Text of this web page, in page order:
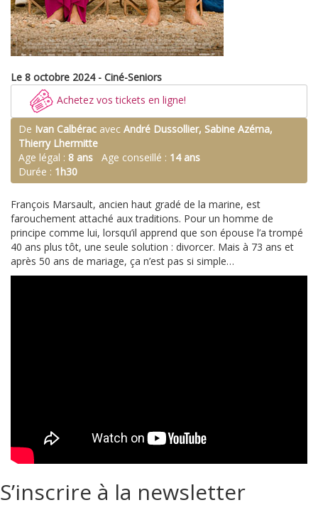
Le 8 octobre 2024 - Ciné-Seniors
Achetez vos tickets en ligne!
De Ivan Calbérac avec André Dussollier, Sabine Azéma,
Thierry Lhermitte
Age légal : 8 ans Age conseillé : 14 ans
Durée : 1h30
François Marsault, ancien haut gradé de la marine, est
farouchement attaché aux traditions. Pour un homme de
principe comme lui, lorsqu’il apprend que son épouse l’a trompé
40 ans plus tôt, une seule solution : divorcer. Mais à 73 ans et
après 50 ans de mariage, ça n’est pas si simple…
S’inscrire à la newsletter